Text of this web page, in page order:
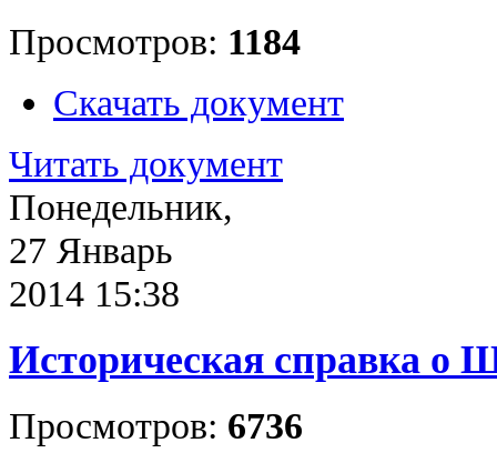
Просмотров: 1184
Скачать документ
Читать документ
Понедельник,
27 Январь
2014 15:38
Историческая справка о
Просмотров: 6736